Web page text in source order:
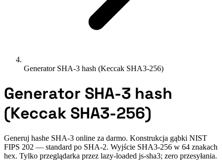
Generator SHA-3 hash (Keccak SHA3-256)
Generator SHA-3 hash
(Keccak SHA3-256)
Generuj hashe SHA-3 online za darmo. Konstrukcja gąbki NIST
FIPS 202 — standard po SHA-2. Wyjście SHA3-256 w 64 znakach
hex. Tylko przeglądarka przez lazy-loaded js-sha3; zero przesyłania.